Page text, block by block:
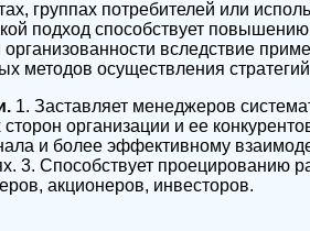
группах потребителей или
подход способствует
организованности вследствие
методов осуществления
1. Заставляет менеджеров
организации и ее
и более эффективному
3. Способствует проецированию
акционеров, инвесторов.